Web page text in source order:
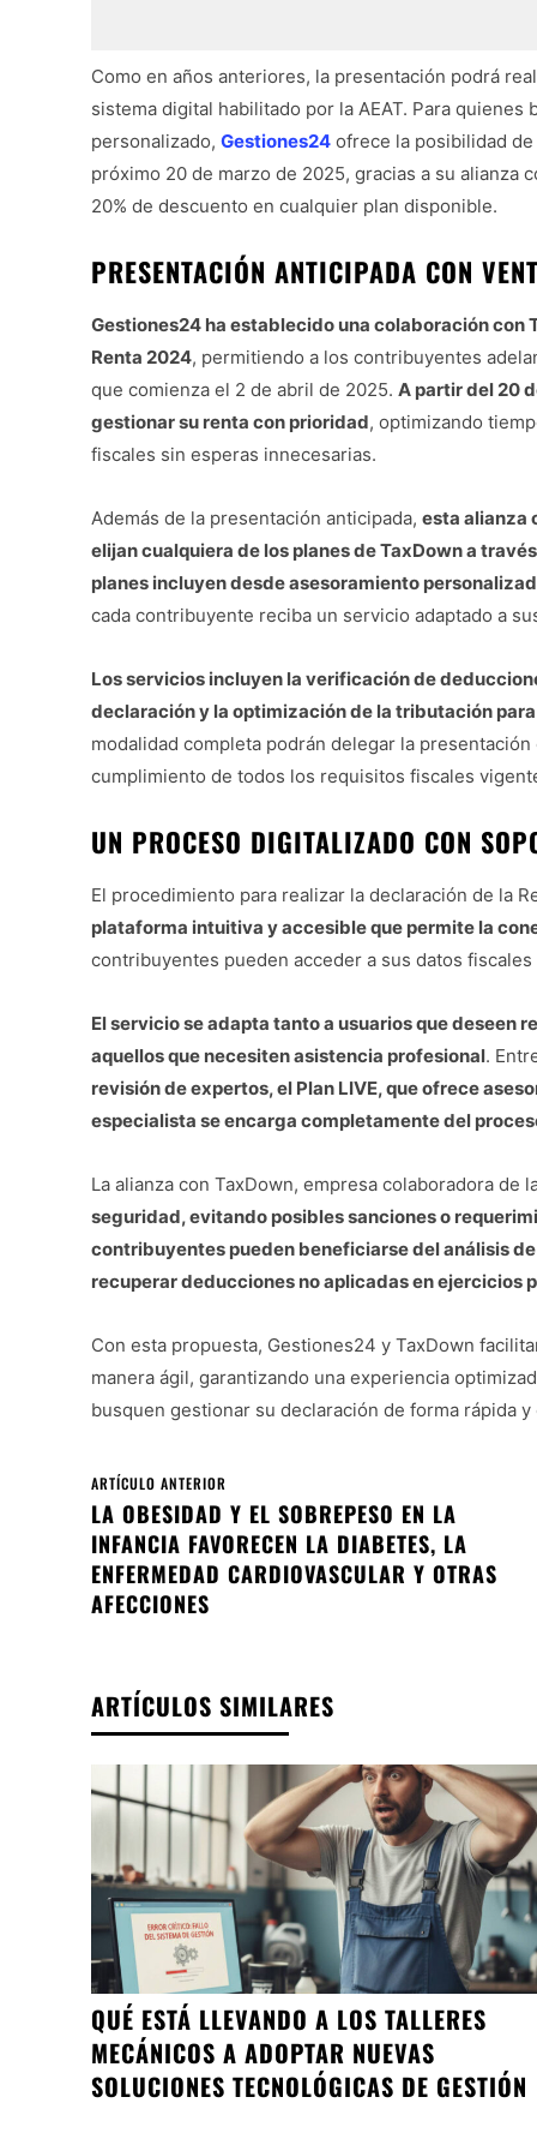
Como en años anteriores, la presentación podrá
sistema digital habilitado por la AEAT. Para
personalizado, Gestiones24 ofrece la posibilidad
próximo 20 de marzo de 2025, gracias a su alianza
20% de descuento en cualquier plan disponible.
PRESENTACIÓN ANTICIPADA CON
Gestiones24 ha establecido una colaboración con
Renta 2024, permitiendo a los contribuyentes
que comienza el 2 de abril de 2025. A partir del 20
gestionar su renta con prioridad, optimizando
fiscales sin esperas innecesarias.
Además de la presentación anticipada, esta alianza
elijan cualquiera de los planes de TaxDown a
planes incluyen desde asesoramiento
cada contribuyente reciba un servicio adaptado a
Los servicios incluyen la verificación de
declaración y la optimización de la tributación
modalidad completa podrán delegar la
cumplimiento de todos los requisitos fiscales
UN PROCESO DIGITALIZADO CON
El procedimiento para realizar la declaración de la
plataforma intuitiva y accesible que permite la
contribuyentes pueden acceder a sus datos
El servicio se adapta tanto a usuarios que deseen
aquellos que necesiten asistencia profesional.
revisión de expertos, el Plan LIVE, que ofrece
especialista se encarga completamente del
La alianza con TaxDown, empresa colaboradora de
seguridad, evitando posibles sanciones o
contribuyentes pueden beneficiarse del análisis
recuperar deducciones no aplicadas en ejercicios
Con esta propuesta, Gestiones24 y TaxDown
manera ágil, garantizando una experiencia
busquen gestionar su declaración de forma rápida
ARTÍCULO ANTERIOR
LA OBESIDAD Y EL SOBREPESO EN LA
INFANCIA FAVORECEN LA DIABETES, LA
ENFERMEDAD CARDIOVASCULAR Y OTRAS
AFECCIONES
ARTÍCULOS SIMILARES
QUÉ ESTÁ LLEVANDO A LOS TALLERES
MECÁNICOS A ADOPTAR NUEVAS
SOLUCIONES TECNOLÓGICAS DE GESTIÓN